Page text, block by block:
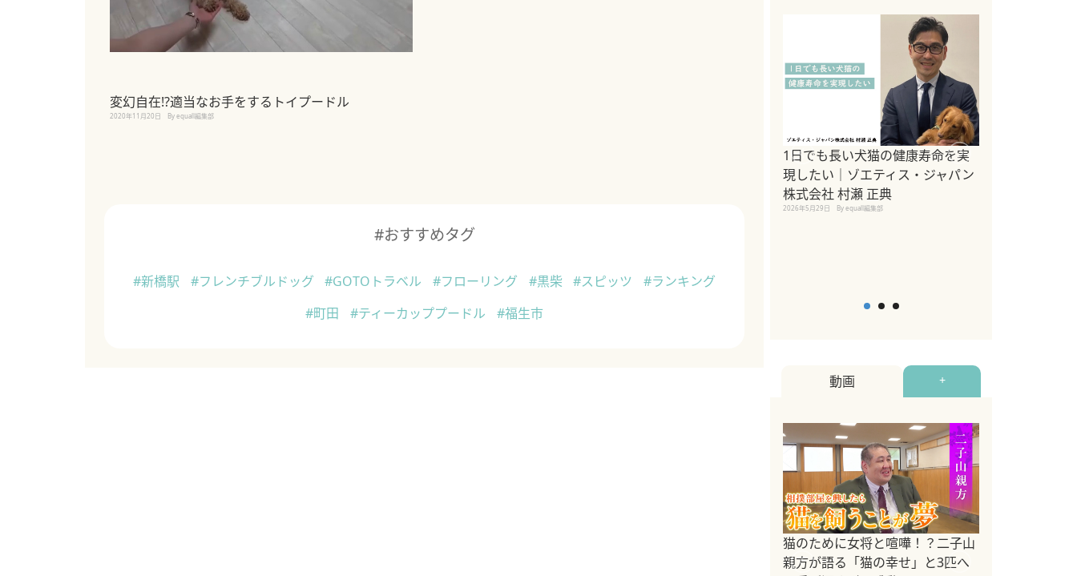
変幻自在!?適当なお手をするトイプードル
2020年11月20日 By equall編集部
#おすすめタグ
#新橋駅 #フレンチブルドッグ #GOTOトラベル #フローリング #黒柴 #スピッツ
#ランキング
#町田
#ティーカッププードル #福生市
1日でも長い犬猫の健康寿命を実
現したい｜ゾエティス・ジャパン
株式会社 村瀬 正典
2026年5月29日 By equall編集部
動画 +
猫のために女将と喧嘩！？二子山
親方が語る「猫の幸せ」と3匹へ